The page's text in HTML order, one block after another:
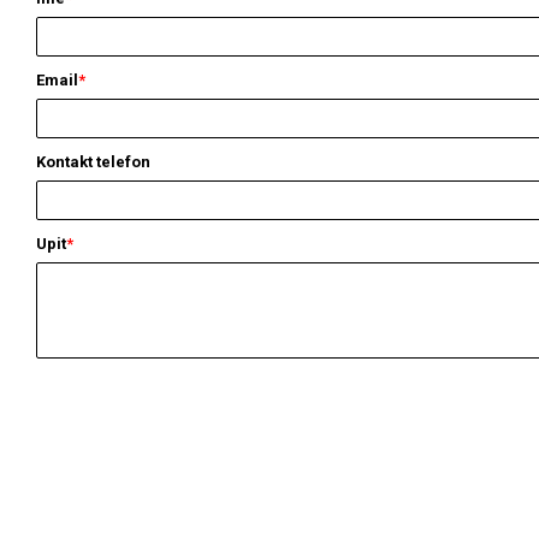
Email*
Kontakt telefon
Upit*